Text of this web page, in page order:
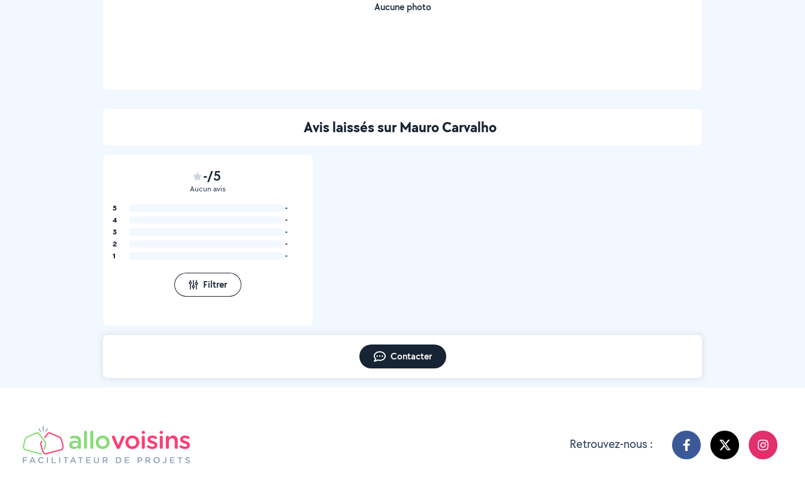
Aucune photo
Avis laissés sur Mauro Carvalho
-/5
Aucun avis
5
-
4
-
3
-
2
-
1
-
Filtrer
Contacter
Retrouvez-nous :